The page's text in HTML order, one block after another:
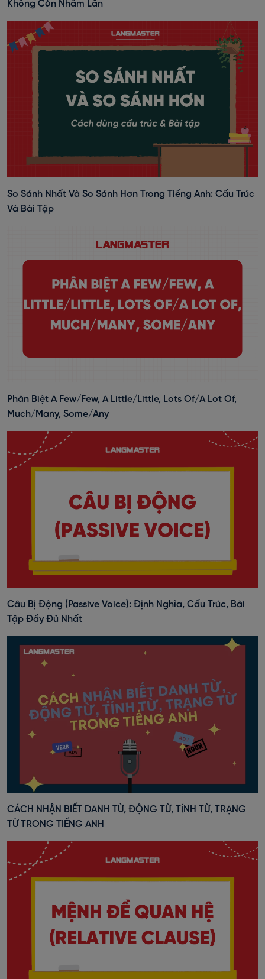
Không Còn Nhầm Lẫn
So Sánh Nhất Và So Sánh Hơn Trong Tiếng Anh: Cấu Trúc
Và Bài Tập
Phân Biệt A Few/Few, A Little/Little, Lots Of/A Lot Of,
Much/Many, Some/Any
Câu Bị Động (Passive Voice): Định Nghĩa, Cấu Trúc, Bài
Tập Đầy Đủ Nhất
CÁCH NHẬN BIẾT DANH TỪ, ĐỘNG TỪ, TÍNH TỪ, TRẠNG
TỪ TRONG TIẾNG ANH